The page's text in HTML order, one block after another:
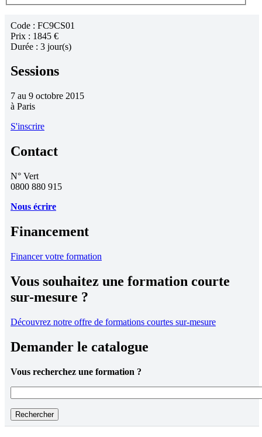
Code : FC9CS01
Prix : 1845 €
Durée : 3 jour(s)
Sessions
7 au 9 octobre 2015
à Paris
S'inscrire
Contact
N° Vert
0800 880 915
Nous écrire
Financement
Financer votre formation
Vous souhaitez une formation courte
sur-mesure ?
Découvrez notre offre de formations courtes sur-mesure
Demander le catalogue
Vous recherchez une formation ?